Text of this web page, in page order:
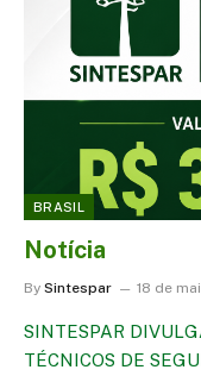
BRASIL
Notícia
By Sintespar 18 de
SINTESPAR
TÉCNICOS DE